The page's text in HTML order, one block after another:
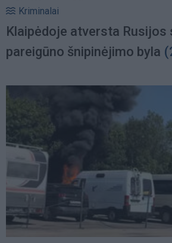
Kriminalai
Klaipėdoje atversta Rusijos
pareigūno šnipinėjimo byla